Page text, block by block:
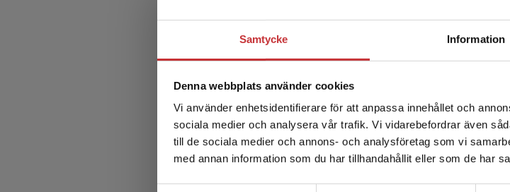
Samtycke Information
Denna webbplats använder cookies
Vi använder enhetsidentifierare för att anpassa innehållet och
sociala medier och analysera vår trafik. Vi vidarebefordrar även
till de sociala medier och annons- och analysföretag som vi
med annan information som du har tillhandahållit eller som de har
Begränsad fraktregion
Det verkar som att du besöker
enhet utanför Sverige. Vi erbjuder
Sverige. För att kunna slutföra ett
leveransadressen vara i Sverige.
Produkter